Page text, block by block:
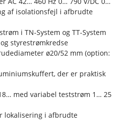
af isolationsfejl i afbrudte
i TN-System og TT-System
styrestrømkredse
ø20/52 mm (option:
der er praktisk
med variabel teststrøm 1… 25
lokalisering i afbrudte